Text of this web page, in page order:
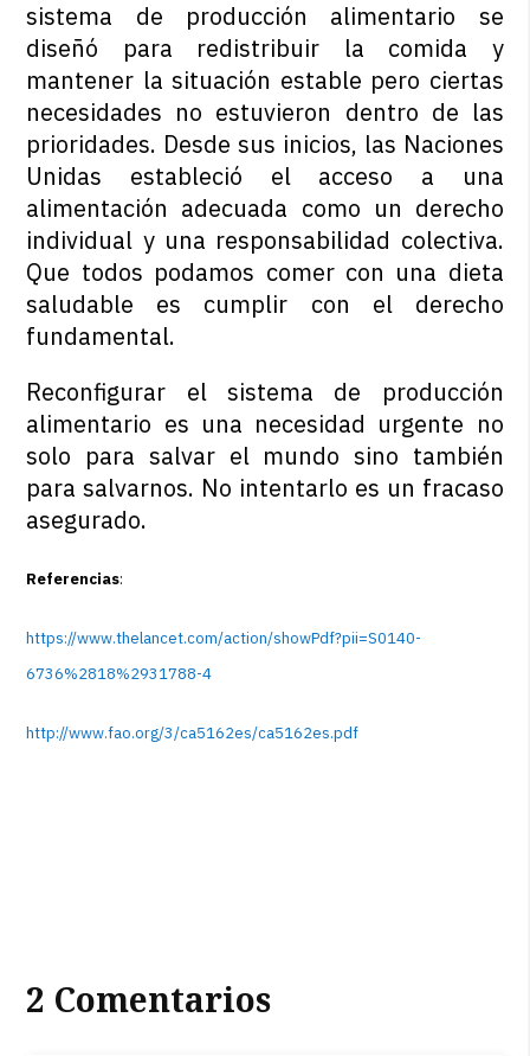
sistema de producción alimentario se
diseñó para redistribuir la comida y
mantener la situación estable pero ciertas
necesidades no estuvieron dentro de las
prioridades. Desde sus inicios, las Naciones
Unidas estableció el acceso a una
alimentación adecuada como un derecho
individual y una responsabilidad colectiva.
Que todos podamos comer con una dieta
saludable es cumplir con el derecho
fundamental.
Reconfigurar el sistema de producción
alimentario es una necesidad urgente no
solo para salvar el mundo sino también
para salvarnos. No intentarlo es un fracaso
asegurado.
Referencias:
https://www.thelancet.com/action/showPdf?pii=S0140-
6736%2818%2931788-4
http://www.fao.org/3/ca5162es/ca5162es.pdf
2 Comentarios